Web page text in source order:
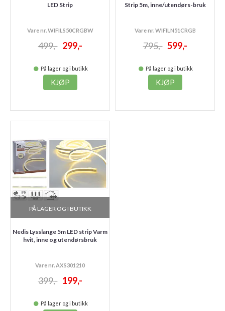
LED Strip
Vare nr. WIFILS50CRGBW
499,- 299,-
På lager og i butikk
KJØP
Strip 5m, inne/utendørs-bruk
Vare nr. WIFILN51CRGB
795,- 599,-
På lager og i butikk
KJØP
PÅ LAGER OG I BUTIKK
Nedis Lysslange 5m LED strip Varm
hvit, inne og utendørsbruk
Vare nr. AXS301210
399,- 199,-
På lager og i butikk